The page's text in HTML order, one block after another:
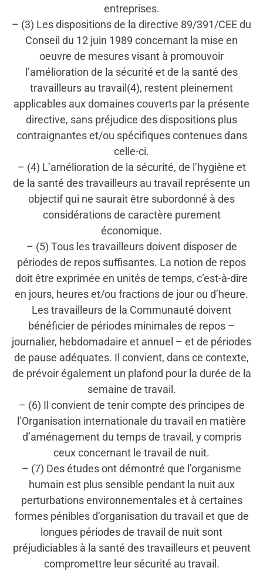
entreprises.
– (3) Les dispositions de la directive 89/391/CEE du
Conseil du 12 juin 1989 concernant la mise en
oeuvre de mesures visant à promouvoir
l’amélioration de la sécurité et de la santé des
travailleurs au travail(4), restent pleinement
applicables aux domaines couverts par la présente
directive, sans préjudice des dispositions plus
contraignantes et/ou spécifiques contenues dans
celle-ci.
– (4) L’amélioration de la sécurité, de l’hygiène et
de la santé des travailleurs au travail représente un
objectif qui ne saurait être subordonné à des
considérations de caractère purement
économique.
– (5) Tous les travailleurs doivent disposer de
périodes de repos suffisantes. La notion de repos
doit être exprimée en unités de temps, c’est-à-dire
en jours, heures et/ou fractions de jour ou d’heure.
Les travailleurs de la Communauté doivent
bénéficier de périodes minimales de repos –
journalier, hebdomadaire et annuel – et de périodes
de pause adéquates. Il convient, dans ce contexte,
de prévoir également un plafond pour la durée de la
semaine de travail.
– (6) Il convient de tenir compte des principes de
l’Organisation internationale du travail en matière
d’aménagement du temps de travail, y compris
ceux concernant le travail de nuit.
– (7) Des études ont démontré que l’organisme
humain est plus sensible pendant la nuit aux
perturbations environnementales et à certaines
formes pénibles d’organisation du travail et que de
longues périodes de travail de nuit sont
préjudiciables à la santé des travailleurs et peuvent
compromettre leur sécurité au travail.